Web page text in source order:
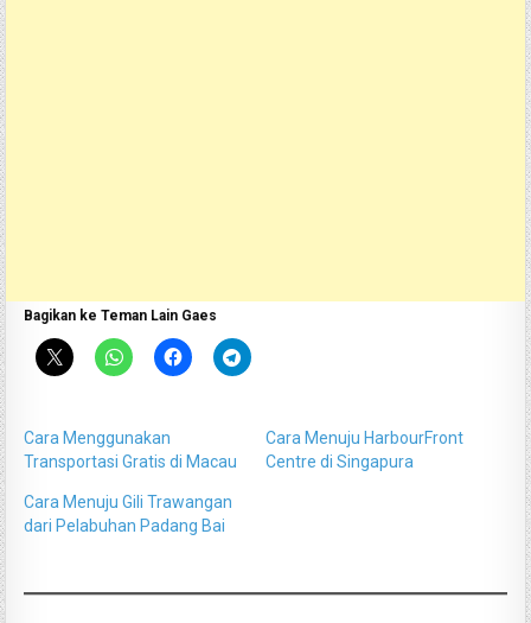
Bagikan ke Teman Lain Gaes
Cara Menggunakan
Transportasi Gratis di Macau
Cara Menuju HarbourFront
Centre di Singapura
Cara Menuju Gili Trawangan
dari Pelabuhan Padang Bai